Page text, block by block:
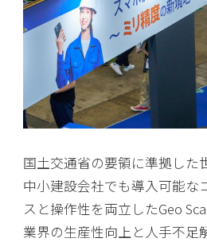
国土交通省の要領に準拠した
中小建設会社でも導入可能な
スと操作性を両立したGeo
業界の生産性向上と人手不足